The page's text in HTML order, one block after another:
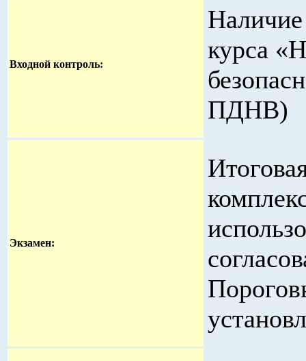
Входной контроль:
Наличие
курса
ПДНВ)
Экзамен: